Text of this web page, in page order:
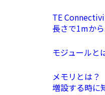
TE
長さで1mから
モジュールと
メモリとは？
増設する時に